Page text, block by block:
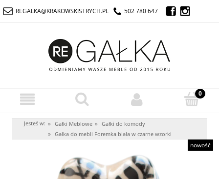
REGALKA@KRAKOWSKISTRYCH.PL 502 780 647
Jesteś w: » Gałki Meblowe » Gałki do komody
» Gałka do mebli Foremka biała w czarne wzorki
nowość